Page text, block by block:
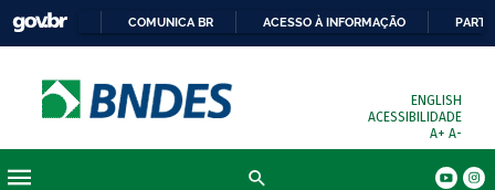
COMUNICA BR ACESSO À INFORMAÇÃO
ENGLISH
ACESSIBILIDADE
A+ A-